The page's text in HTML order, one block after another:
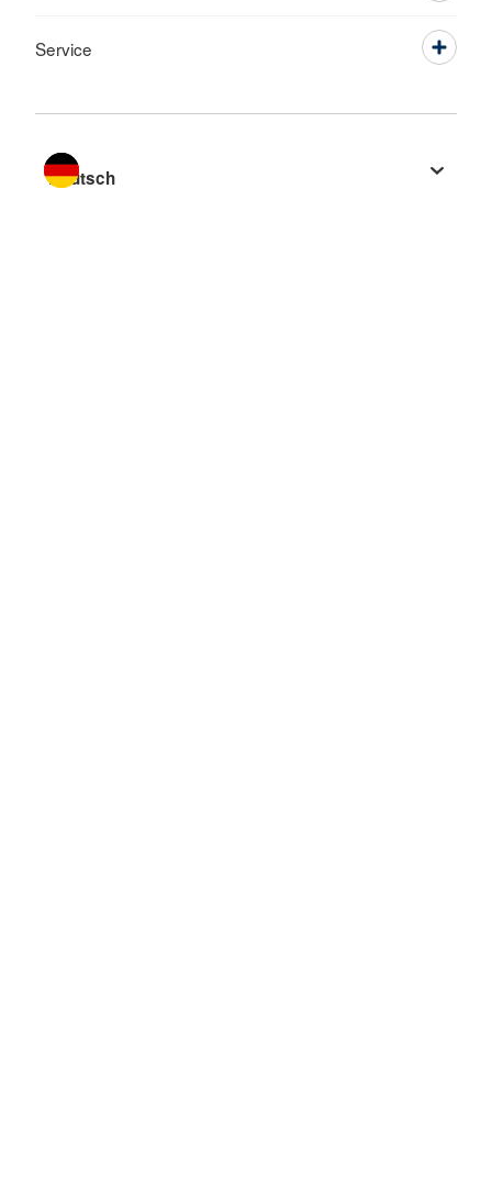
Service
Sprache wechseln zu